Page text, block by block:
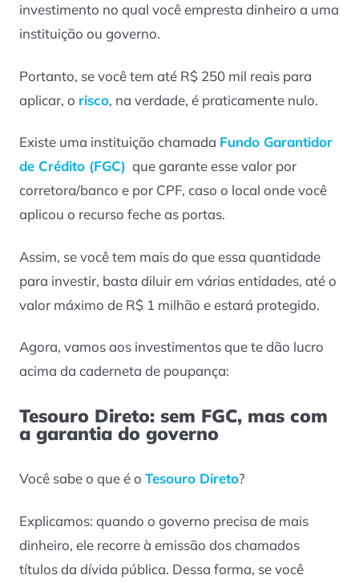
investimento no qual você empresta dinheiro a uma
instituição ou governo.
Portanto, se você tem até R$ 250 mil reais para
aplicar, o risco, na verdade, é praticamente nulo.
Existe uma instituição chamada Fundo Garantidor
de Crédito (FGC) que garante esse valor por
corretora/banco e por CPF, caso o local onde você
aplicou o recurso feche as portas.
Assim, se você tem mais do que essa quantidade
para investir, basta diluir em várias entidades, até o
valor máximo de R$ 1 milhão e estará protegido.
Agora, vamos aos investimentos que te dão lucro
acima da caderneta de poupança:
Tesouro Direto: sem FGC, mas com
a garantia do governo
Você sabe o que é o Tesouro Direto?
Explicamos: quando o governo precisa de mais
dinheiro, ele recorre à emissão dos chamados
títulos da dívida pública. Dessa forma, se você